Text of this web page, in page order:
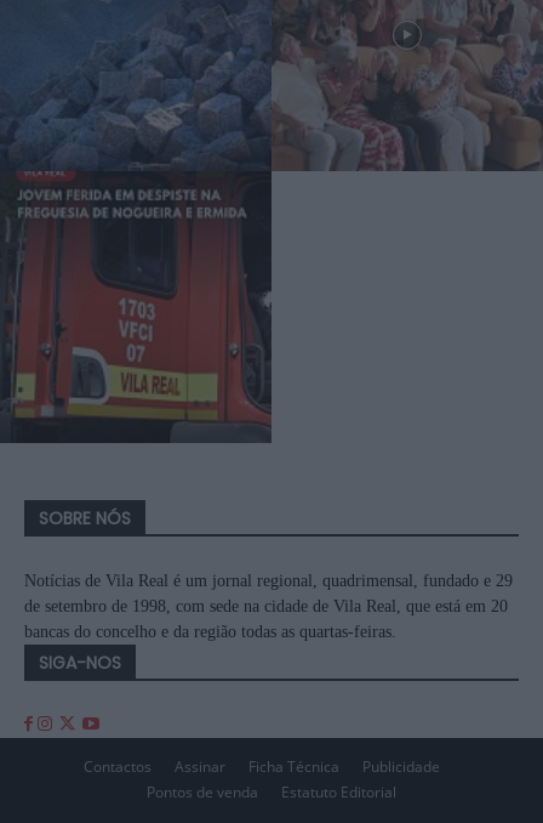
SOBRE NÓS
Notícias de Vila Real é um jornal regional, quadrimensal, fundado e 29
de setembro de 1998, com sede na cidade de Vila Real, que está em 20
bancas do concelho e da região todas as quartas-feiras.
SIGA-NOS
Contactos Assinar Ficha Técnica
Publicidade
Pontos de venda
Estatuto Editorial